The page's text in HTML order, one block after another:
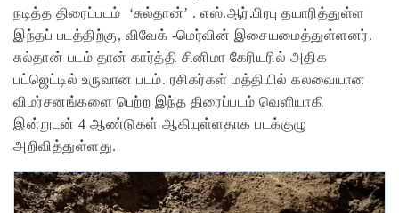
நடித்த திரைப்படம் ‘சுல்தான்’ . எஸ்.ஆர்.பிரபு தயாரித்துள்ள
இந்தப் படத்திற்கு, விவேக் -மெர்வின் இசையமைத்துள்ளனர்.
சுல்தான் படம் தான் கார்த்தி சினிமா கேரியரில் அதிக
பட்ஜெட்டில் உருவான படம். ரசிகர்கள் மத்தியில் கலவையான
விமர்சனங்களை பெற்ற இந்த திரைப்படம் வெளியாகி
இன்றுடன் 4 ஆண்டுகள் ஆகியுள்ளதாக படக்குழு
அறிவித்துள்ளது.